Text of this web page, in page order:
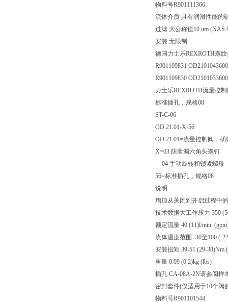
物料号R901111366
流体介质 具有润滑性能的
过滤 大公称值10 um (NAS
安装 无限制
德国力士乐REXROTH螺
R901109831
R901109830
力士乐REXROTH流量控
标准插孔，规格08
ST-C-06
OD.21.01-X-56
OD.21.01=流量控制阀，
X=03 防泄漏六角头螺钉
=04 手动旋转和锁紧螺母
56=标准插孔，规格08
说明
增加从关闭到开启过程中
技术数据大工作压力 350
额定流量 40 (11)l/min.
流体温度范围 -30至100 (-
安装扭矩 39-51 (29-38)Nm
重量 0.09 (0.2)kg (lbs)
插孔 CA-08A-2N请参阅样
密封套件(仅适用于10个阀
物料号R901101544